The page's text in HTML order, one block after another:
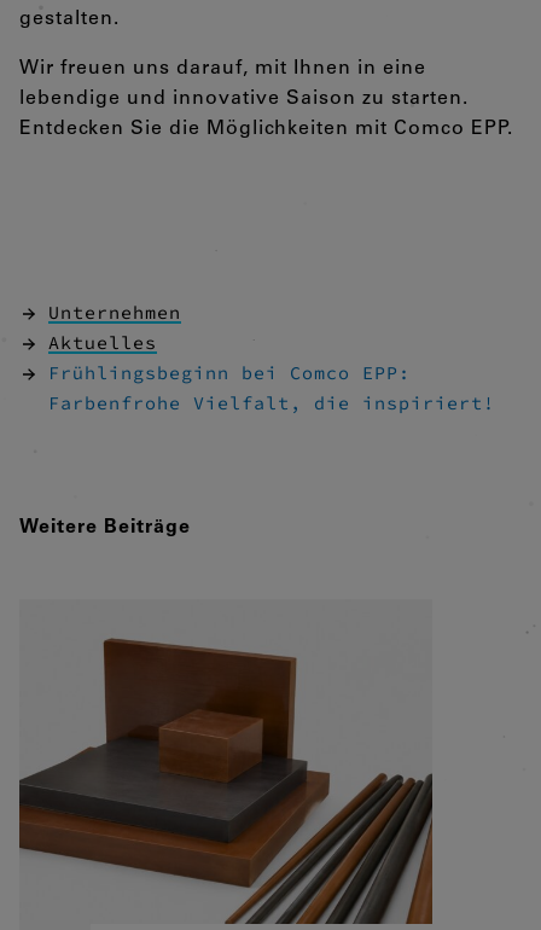
gestalten.
Wir freuen uns darauf, mit Ihnen in eine
lebendige und innovative Saison zu starten.
Entdecken Sie die Möglichkeiten mit Comco EPP.
Unternehmen
Aktuelles
Frühlingsbeginn bei Comco EPP:
Farbenfrohe Vielfalt, die inspiriert!
Weitere Beiträge